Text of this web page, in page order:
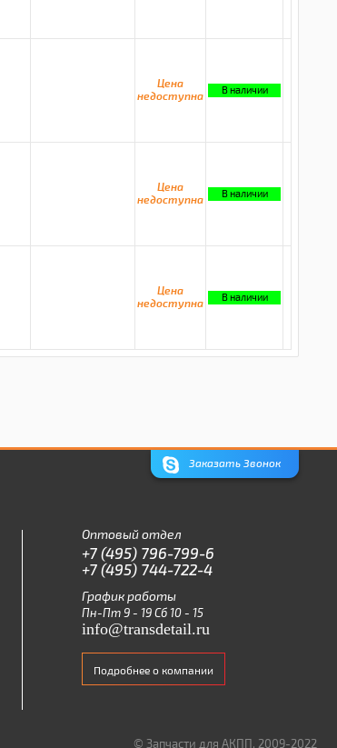
Цена
недоступна
В наличии
Цена
недоступна
В наличии
Цена
недоступна
В наличии
Заказать Звонок
Оптовый отдел
+7 (495) 796-799-6
+7 (495) 744-722-4
График работы
Пн-Пт 9 - 19 Сб 10 - 15
info@transdetail.ru
Подробнее о компании
© Запчасти для АКПП, 2009-2022